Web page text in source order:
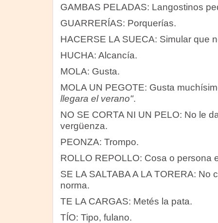
GAMBAS PELADAS: Langostinos
GUARRERÍAS: Porquerías.
HACERSE LA SUECA: Simular que
HUCHA: Alcancía.
MOLA: Gusta.
MOLA UN PEGOTE: Gusta
llegara el verano".
NO SE CORTA NI UN PELO: No le
vergüenza.
PEONZA: Trompo.
ROLLO REPOLLO: Cosa o persona
SE LA SALTABA A LA TORERA: No
norma.
TE LA CARGAS: Metés la pata.
TÍO: Tipo, fulano.